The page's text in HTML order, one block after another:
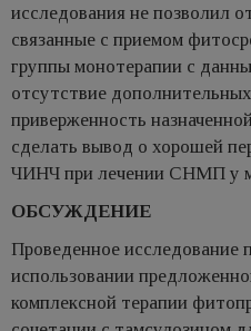
исследования не позволил
связанные с приемом
группы монотерапии с
отсутствие
приверженность
сделать вывод о хорошей
ЧИНЧ при лечении СНМП у
ОБСУЖДЕНИЕ
Проведенное исследование
использовании
комплексной терапии